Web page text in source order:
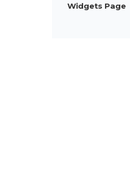
Widgets Page